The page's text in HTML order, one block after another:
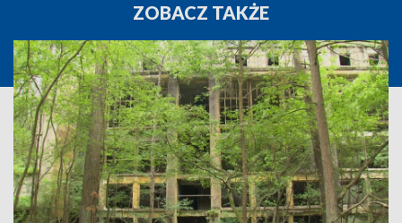
ZOBACZ TAKŻE